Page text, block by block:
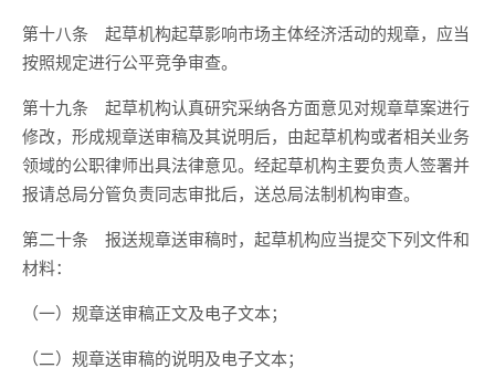
第十八条 起草机构起草影响市场主体经济活动的规章，应当
按照规定进行公平竞争审查。
第十九条 起草机构认真研究采纳各方面意见对规章草案进行
修改，形成规章送审稿及其说明后，由起草机构或者相关业务
领域的公职律师出具法律意见。经起草机构主要负责人签署并
报请总局分管负责同志审批后，送总局法制机构审查。
第二十条 报送规章送审稿时，起草机构应当提交下列文件和
材料：
（一）规章送审稿正文及电子文本；
（二）规章送审稿的说明及电子文本；